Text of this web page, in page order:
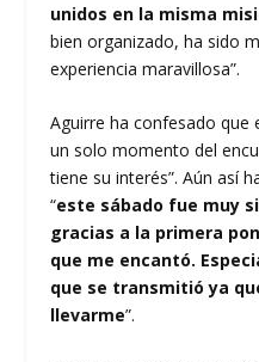
unidos en la misma
bien organizado, ha sido
experiencia maravillosa”.
Aguirre ha confesado que
un solo momento del
tiene su interés”. Aún así
“este sábado fue muy
gracias a la primera
que me encantó.
que se transmitió ya
llevarme”.